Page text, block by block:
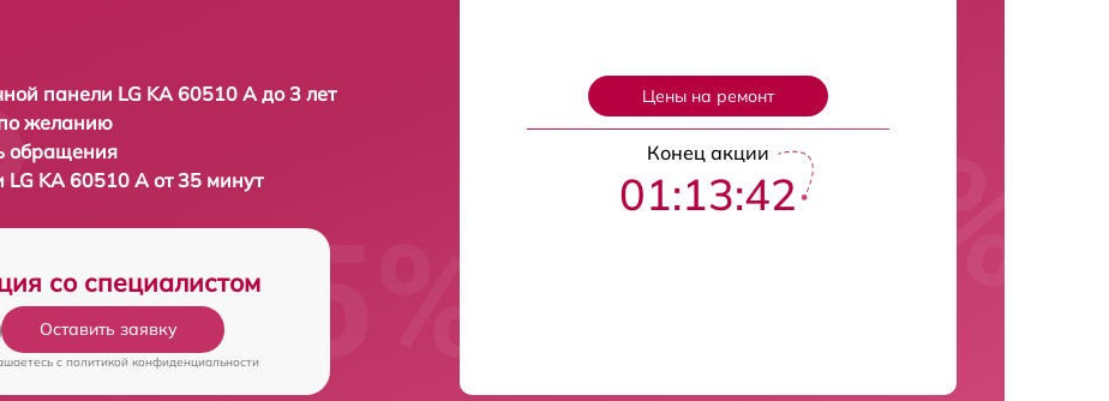
панели LG KA 60510 A до 3 лет
желанию
обращения
KA 60510 A от 35 минут
со специалистом
Оставить заявку
c политикой конфиденциальности
Цены на ремонт
Конец акции
01:13:42